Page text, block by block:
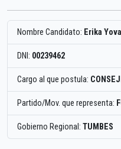
Nombre Candidato: Erika
DNI: 00239462
Cargo al que postula:
Partido/Mov. que representa:
Gobierno Regional: TUMBES